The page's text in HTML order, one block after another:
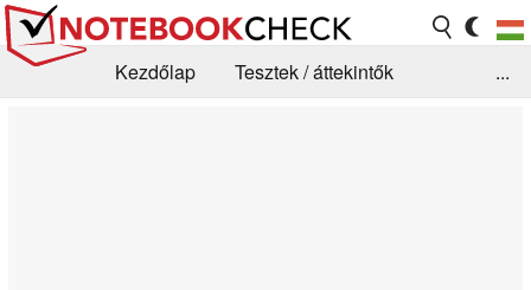
Kezdőlap
Tesztek / áttekintők
...